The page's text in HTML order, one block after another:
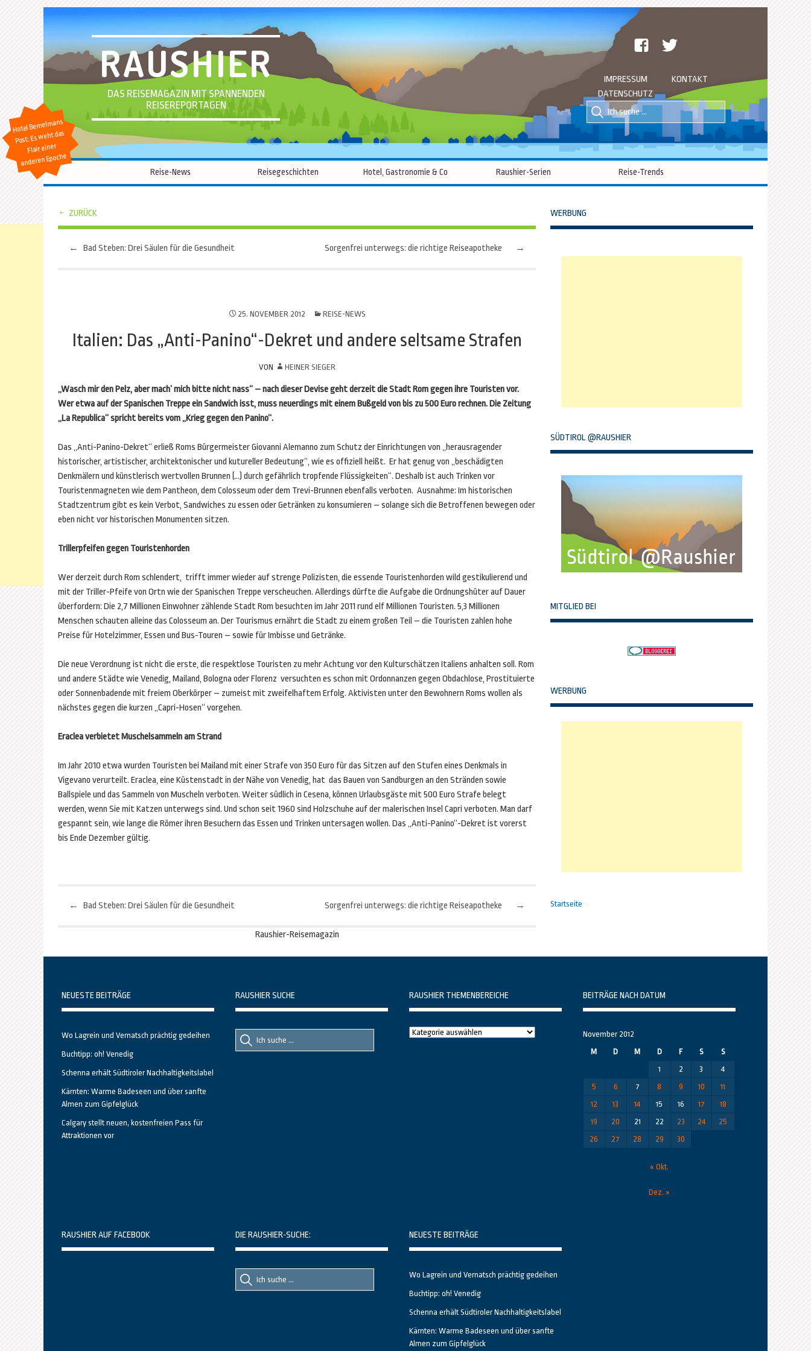
RAUSHIER
DAS REISEMAGAZIN MIT SPANNENDEN
REISEREPORTAGEN
facebook
IMPRESSUM
KONTAKT
DATENSCHUTZ
Suche
nach::
Suche
nach:
Hotel Bemelmans
Post: Es weht das
Flair einer
anderen Epoche
Reise-News Reisegeschichten Hotel, Gastronomie & Co Raushier-Serien Reise-Trends
ZURÜCK
Beitragsnavigation
← Bad Steben: Drei Säulen für die Gesundheit →
Sorgenfrei unterwegs: die richtige Reiseapotheke
25. NOVEMBER 2012 REISE-NEWS
Italien: Das „Anti-Panino“-Dekret und andere seltsame Strafen
VON HEINER SIEGER
„Wasch mir den Pelz, aber mach’ mich bitte nicht nass“ – nach dieser Devise geht derzeit die Stadt Rom gegen ihre Touristen vor.
Wer etwa auf der Spanischen Treppe ein Sandwich isst, muss neuerdings mit einem Bußgeld von bis zu 500 Euro rechnen. Die Zeitung
„La Republica“ spricht bereits vom „Krieg gegen den Panino“.
Das „Anti-Panino-Dekret“ erließ Roms Bürgermeister Giovanni Alemanno zum Schutz der Einrichtungen von „herausragender
historischer, artistischer, architektonischer und kutureller Bedeutung“, wie es offiziell heißt. Er hat genug von „beschädigten
Denkmälern und künstlerisch wertvollen Brunnen (…) durch gefährlich tropfende Flüssigkeiten“. Deshalb ist auch Trinken vor
Touristenmagneten wie dem Pantheon, dem Colosseum oder dem Trevi-Brunnen ebenfalls verboten. Ausnahme: Im historischen
Stadtzentrum gibt es kein Verbot, Sandwiches zu essen oder Getränken zu konsumieren – solange sich die Betroffenen bewegen oder
eben nicht vor historischen Monumenten sitzen.
Trillerpfeifen gegen Touristenhorden
Wer derzeit durch Rom schlendert, trifft immer wieder auf strenge Polizisten, die essende Touristenhorden wild gestikulierend und
mit der Triller-Pfeife von Ortn wie der Spanischen Treppe verscheuchen. Allerdings dürfte die Aufgabe die Ordnungshüter auf Dauer
überfordern: Die 2,7 Millionen Einwohner zählende Stadt Rom besuchten im Jahr 2011 rund elf Millionen Touristen. 5,3 Millionen
Menschen schauten alleine das Colosseum an. Der Tourismus ernährt die Stadt zu einem großen Teil – die Touristen zahlen hohe
Preise für Hotelzimmer, Essen und Bus-Touren – sowie für Imbisse und Getränke.
Die neue Verordnung ist nicht die erste, die respektlose Touristen zu mehr Achtung vor den Kulturschätzen Italiens anhalten soll. Rom
und andere Städte wie Venedig, Mailand, Bologna oder Florenz versuchten es schon mit Ordonnanzen gegen Obdachlose, Prostituierte
oder Sonnenbadende mit freiem Oberkörper – zumeist mit zweifelhaftem Erfolg. Aktivisten unter den Bewohnern Roms wollen als
nächstes gegen die kurzen „Capri-Hosen“ vorgehen.
Eraclea verbietet Muschelsammeln am Strand
Im Jahr 2010 etwa wurden Touristen bei Mailand mit einer Strafe von 350 Euro für das Sitzen auf den Stufen eines Denkmals in
Vigevano verurteilt. Eraclea, eine Küstenstadt in der Nähe von Venedig, hat das Bauen von Sandburgen an den Stränden sowie
Ballspiele und das Sammeln von Muscheln verboten. Weiter südlich in Cesena, können Urlaubsgäste mit 500 Euro Strafe belegt
werden, wenn Sie mit Katzen unterwegs sind. Und schon seit 1960 sind Holzschuhe auf der malerischen Insel Capri verboten. Man darf
gespannt sein, wie lange die Römer ihren Besuchern das Essen und Trinken untersagen wollen. Das „Anti-Panino“-Dekret ist vorerst
bis Ende Dezember gültig.
Beitragsnavigation
← Bad Steben: Drei Säulen für die Gesundheit →
Sorgenfrei unterwegs: die richtige Reiseapotheke
Raushier-Reisemagazin
WERBUNG
SÜDTIROL @RAUSHIER
MITGLIED BEI
WERBUNG
Startseite
NEUESTE BEITRÄGE
Wo Lagrein und Vernatsch prächtig gedeihen
Buchtipp: oh! Venedig
Schenna erhält Südtiroler Nachhaltigkeitslabel
Kärnten: Warme Badeseen und über sanfte
Almen zum Gipfelglück
Calgary stellt neuen, kostenfreien Pass für
Attraktionen vor
RAUSHIER SUCHE
Suche
nach::
Suche
nach:
RAUSHIER THEMENBEREICHE
Raushier
BEITRÄGE NACH DATUM
November 2012
M
D M D F S
S
1
2 3
4
5
6 7 8 9 10
11
12
13 14 15 16 17
18
19
20 21 22 23 24
25
26
27 28 29 30
« Okt.
Dez. »
RAUSHIER AUF FACEBOOK DIE RAUSHIER-SUCHE:
Suche
nach::
Suche
nach:
NEUESTE BEITRÄGE
Wo Lagrein und Vernatsch prächtig gedeihen
Buchtipp: oh! Venedig
Schenna erhält Südtiroler Nachhaltigkeitslabel
Kärnten: Warme Badeseen und über sanfte
Almen zum Gipfelglück